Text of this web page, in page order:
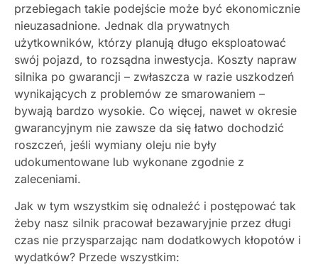
przebiegach takie podejście może być ekonomicznie
nieuzasadnione. Jednak dla prywatnych
użytkowników, którzy planują długo eksploatować
swój pojazd, to rozsądna inwestycja. Koszty napraw
silnika po gwarancji – zwłaszcza w razie uszkodzeń
wynikających z problemów ze smarowaniem –
bywają bardzo wysokie. Co więcej, nawet w okresie
gwarancyjnym nie zawsze da się łatwo dochodzić
roszczeń, jeśli wymiany oleju nie były
udokumentowane lub wykonane zgodnie z
zaleceniami.
Jak w tym wszystkim się odnaleźć i postępować tak
żeby nasz silnik pracował bezawaryjnie przez długi
czas nie przysparzając nam dodatkowych kłopotów i
wydatków? Przede wszystkim: